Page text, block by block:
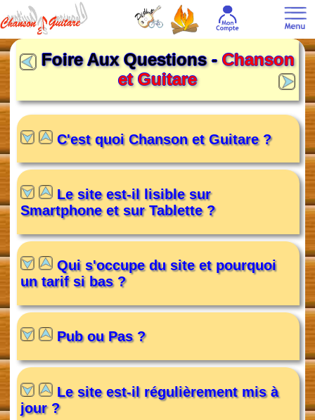
Foire Aux Questions -Chanson
et Guitare
C'est quoi Chanson et Guitare ?
Le site est-il lisible sur
Smartphone et sur Tablette ?
Qui s'occupe du site et pourquoi
un tarif si bas ?
Pub ou Pas ?
Le site est-il régulièrement mis à
jour ?